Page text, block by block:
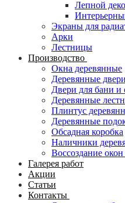
Лепной
Экраны для
Арки
Лестницы
Производство
Окна деревянные
Деревянные двери
Двери для бани и
Деревянные
Плинтус
Деревянные
Обсадная коробка
Наличники
Воссоздание
Галерея работ
Акции
Статьи
Контакты